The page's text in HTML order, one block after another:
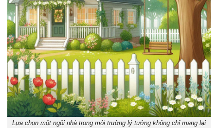
Lựa chọn một ngôi nhà trong môi trường lý tưởng không chỉ mang lại